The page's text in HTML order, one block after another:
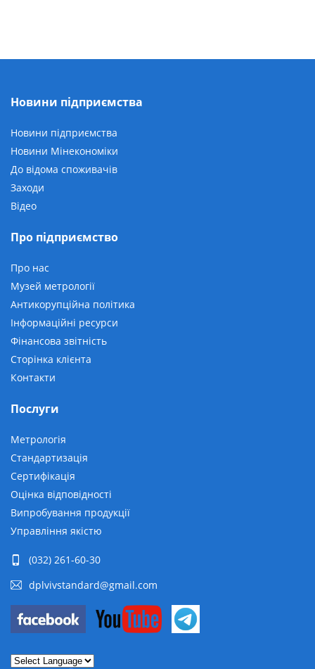
Новини підприємства
Новини підприємства
Новини Мінекономіки
До відома споживачів
Заходи
Відео
Про підприємство
Про нас
Музей метрології
Антикорупційна політика
Інформаційні ресурси
Фінансова звітність
Сторінка клієнта
Контакти
Послуги
Метрологія
Стандартизація
Сертифікація
Оцінка відповідності
Випробування продукції
Управління якістю
(032) 261-60-30
dplvivstandard@gmail.com